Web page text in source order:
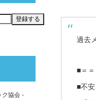
過去
■＝
■不
ク協会 -